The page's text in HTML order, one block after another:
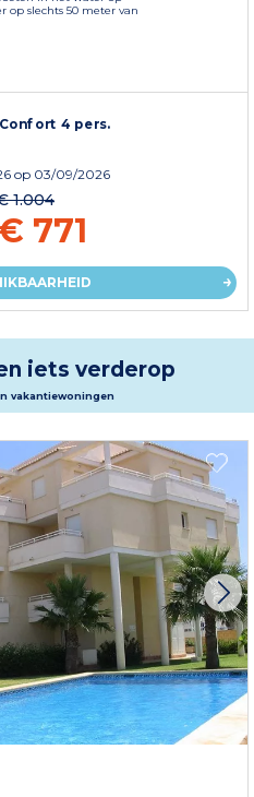
op slechts 50 meter van
4 pers.
op 03/09/2026
1.004
771
iets verderop
vakantiewoningen